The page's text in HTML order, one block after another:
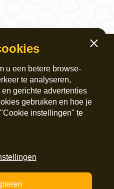
Postadres
LinkedIn
u een betere browse-
te analyseren,
gerichte advertenties
gebruiken en hoe je
instellingen" te
Sluiten